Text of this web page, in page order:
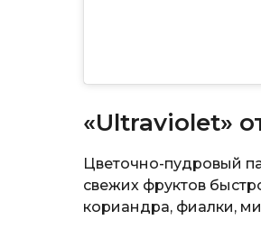
«Ultraviolet»
Цветочно-пудровый
свежих фруктов
кориандра, фиалки,